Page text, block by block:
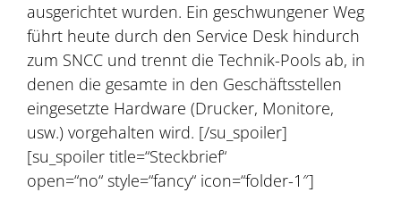
ausgerichtet wurden. Ein geschwungener Weg
führt heute durch den Service Desk hindurch
zum SNCC und trennt die Technik-Pools ab, in
denen die gesamte in den Geschäftsstellen
eingesetzte Hardware (Drucker, Monitore,
usw.) vorgehalten wird. [/su_spoiler]
[su_spoiler title=“Steckbrief“
open=“no“ style=“fancy“ icon=“folder-1″]